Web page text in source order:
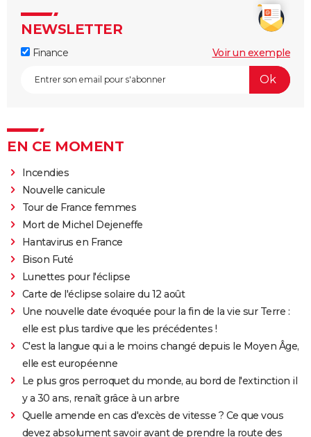
NEWSLETTER
Finance Voir un exemple
EN CE MOMENT
Incendies
Nouvelle canicule
Tour de France femmes
Mort de Michel Dejeneffe
Hantavirus en France
Bison Futé
Lunettes pour l'éclipse
Carte de l'éclipse solaire du 12 août
Une nouvelle date évoquée pour la fin de la vie sur Terre :
elle est plus tardive que les précédentes !
C'est la langue qui a le moins changé depuis le Moyen Âge,
elle est européenne
Le plus gros perroquet du monde, au bord de l'extinction il
y a 30 ans, renaît grâce à un arbre
Quelle amende en cas d'excès de vitesse ? Ce que vous
devez absolument savoir avant de prendre la route des